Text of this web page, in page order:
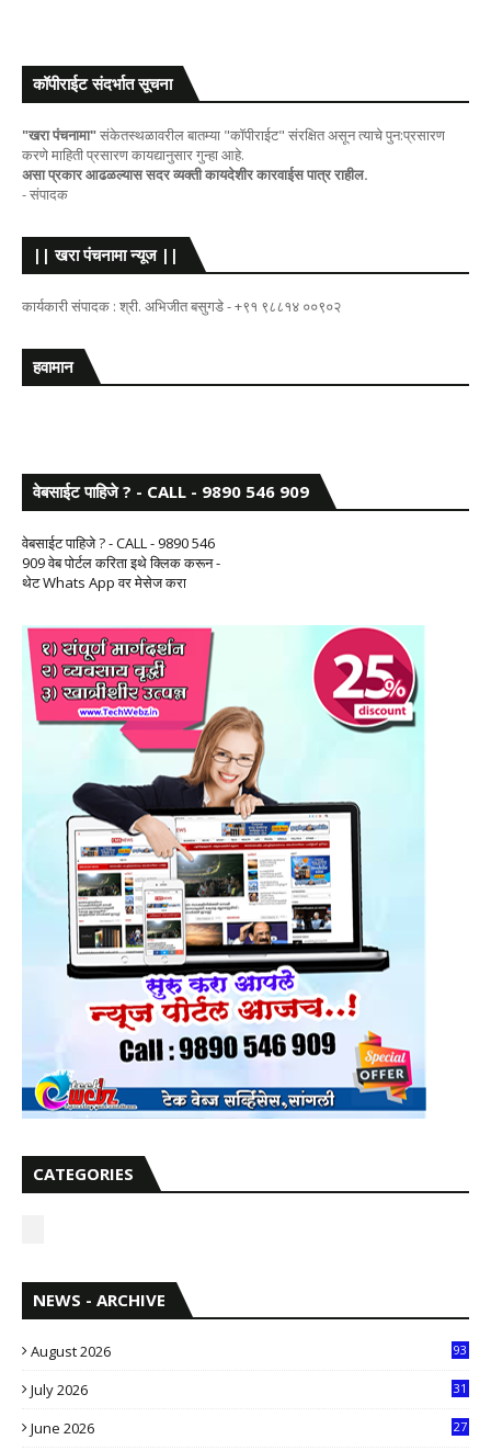
कॉपीराईट संदर्भात सूचना
"खरा पंचनामा"संकेतस्थळावरील बातम्या "कॉपीराईट" संरक्षित असून त्याचे पुन:प्रसारण
करणे माहिती प्रसारण कायद्यानुसार गुन्हा आहे.
असा प्रकार आढळल्यास सदर व्यक्ती कायदेशीर कारवाईस पात्र राहील.
- संपादक
|| खरा पंचनामा न्यूज ||
कार्यकारी संपादक : श्री. अभिजीत बसुगडे - +९१ ९८८१४ ००९०२
हवामान
वेबसाईट पाहिजे ? - CALL - 9890 546 909
वेबसाईट पाहिजे ? - CALL - 9890 546
909 वेब पोर्टल करिता इथे क्लिक करून -
थेट Whats App वर मेसेज करा
CATEGORIES
NEWS - ARCHIVE
August 2026 93
July 2026
31
June 2026
27